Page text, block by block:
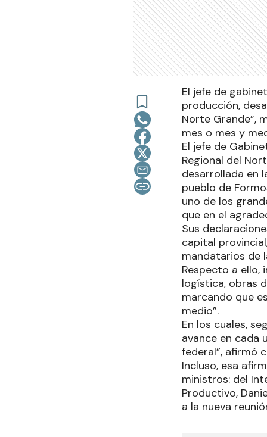
El jefe de
producción,
Norte Grande”,
mes o mes y
El jefe de
Regional del
desarrollada en
pueblo de
uno de los
que en el
Sus
capital
mandatarios de
Respecto a ello,
logística, obras
marcando que
medio”.
En los cuales,
avance en cada
federal”, afirmó
Incluso, esa
ministros: del
Productivo,
a la nueva